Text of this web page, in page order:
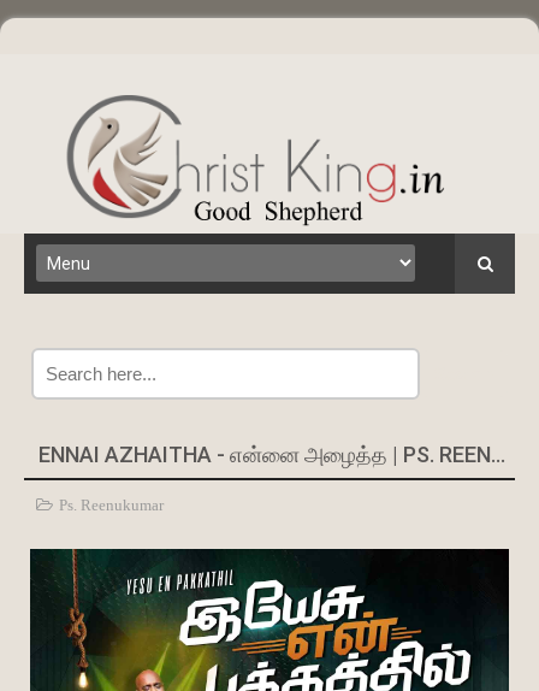
ENNAI AZHAITHA - என்னை அழைத்த | PS. REENUKUMAR
Ps. Reenukumar